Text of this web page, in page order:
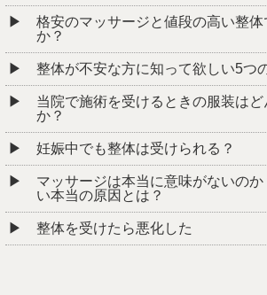
当院で施術を受けるときの服装は
か？
妊娠中でも整体は受けられる？
マッサージは本当に意味がないの
い本当の原因とは？
整体を受けたら悪化した